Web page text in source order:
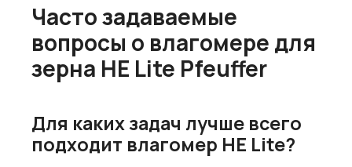
Часто задаваемые
вопросы о влагомере для
зерна HE Lite Pfeuffer
Для каких задач лучше всего
подходит влагомер HE Lite?